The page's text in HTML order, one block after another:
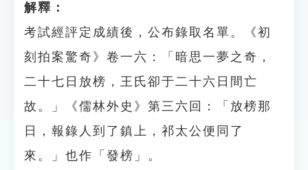
解釋：
考試經評定成績後，公布錄取名單。《初
刻拍案驚奇》卷一六：「暗思一夢之奇，
二十七日放榜，王氏卻于二十六日間亡
故。」《儒林外史》第三六回：「放榜那
日，報錄人到了鎮上，祁太公便同了
來。」也作「發榜」。